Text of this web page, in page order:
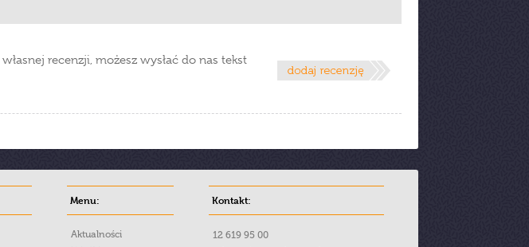
recenzji, możesz wysłać do nas tekst
Menu:
Aktualności
Kontakt:
12 619 95 00